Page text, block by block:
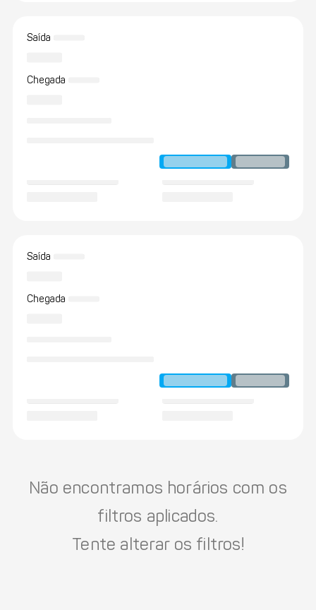
Saída
Chegada
Saída
Chegada
Não encontramos horários com os
filtros aplicados.
Tente alterar os filtros!